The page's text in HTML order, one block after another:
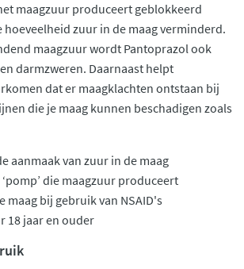
maagzuur produceert geblokkeerd
zuur in de maag verminderd.
maagzuur wordt Pantoprazol ook
darmzweren. Daarnaast helpt
dat er maagklachten ontstaan bij
die je maag kunnen beschadigen zoals
aanmaak van zuur in de maag
die maagzuur produceert
maag bij gebruik van NSAID's
18 jaar en ouder